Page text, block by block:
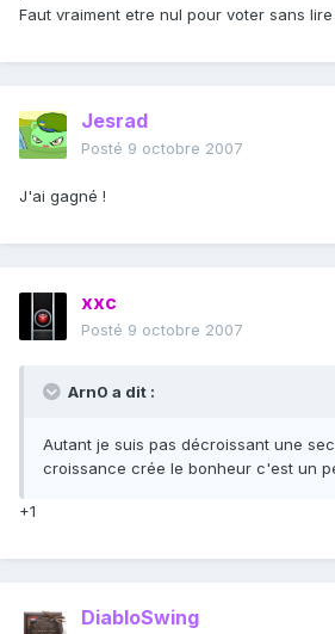
Faut vraiment etre nul pour voter sans
Jesrad
Posté 9 octobre 2007
J'ai gagné !
xxc
Posté 9 octobre 2007
Arn0 a dit :
Autant je suis pas décroissant une
croissance crée le bonheur c'est un
+1
DiabloSwing